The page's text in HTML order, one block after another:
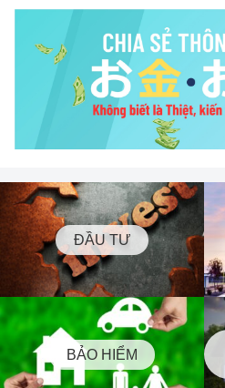
ĐẦU TƯ
BẢO HIỂM